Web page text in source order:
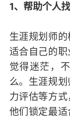
1、帮助个人
生涯规划师
适合自己的
觉得迷茫，
么。生涯规
力评估等方
他们锁定最